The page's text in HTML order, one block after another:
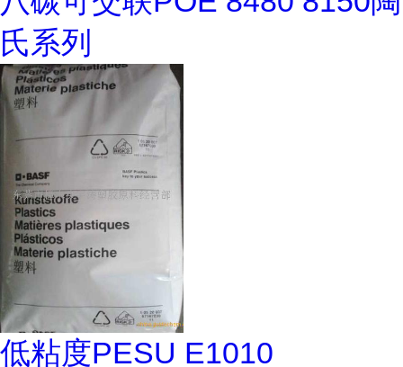
氏系列
低粘度PESU E1010